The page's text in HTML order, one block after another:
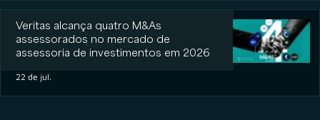
Veritas alcança quatro M&As
assessorados no mercado de
assessoria de investimentos em 2026
22 de jul.